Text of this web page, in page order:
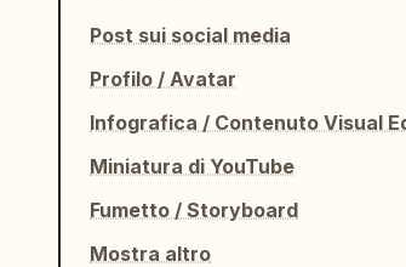
Post sui social media
Profilo / Avatar
Infografica / Contenuto Visual
Miniatura di YouTube
Fumetto / Storyboard
Mostra altro